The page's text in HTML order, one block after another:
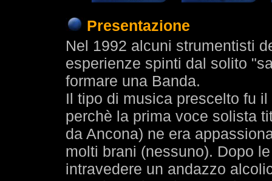
Presentazione
Nel 1992 alcuni strumentisti
esperienze spinti dal solito
formare una Banda.
Il tipo di musica prescelto fu
perchè la prima voce solista
da Ancona) ne era
molti brani (nessuno). Dopo
intravedere un andazzo